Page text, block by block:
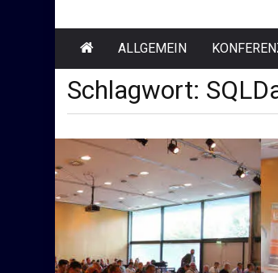
ALLGEMEIN
Schlagwort: